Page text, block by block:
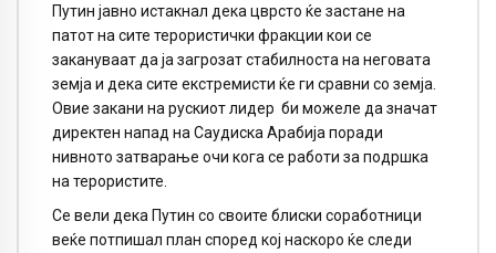
Путин јавно истакнал дека цврсто ќе застане на
патот на сите терористички фракции кои се
закануваат да ја загрозат стабилноста на неговата
земја и дека сите екстремисти ќе ги сравни со земја.
Овие закани на рускиот лидер би можеле да значат
директен напад на Саудиска Арабија поради
нивното затварање очи кога се работи за подршка
на терористите.
Се вели дека Путин со своите блиски соработници
веќе потпишал план според кој наскоро ќе следи